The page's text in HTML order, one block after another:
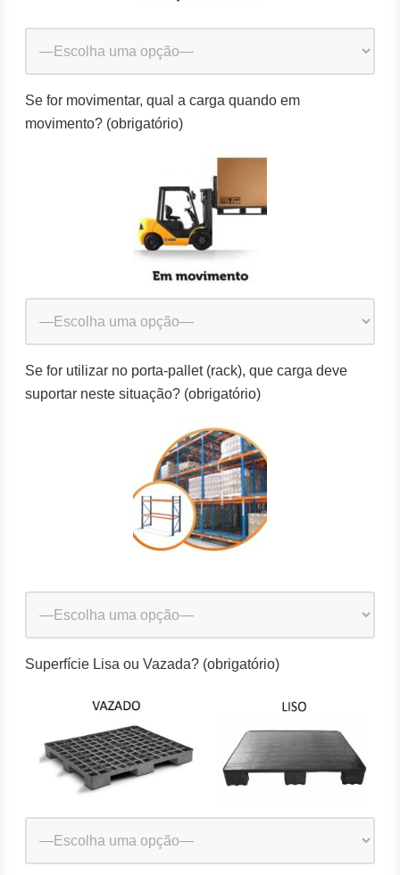
Se for movimentar, qual a carga quando em
movimento? (obrigatório)
Se for utilizar no porta-pallet (rack), que carga deve
suportar neste situação? (obrigatório)
Superfície Lisa ou Vazada? (obrigatório)